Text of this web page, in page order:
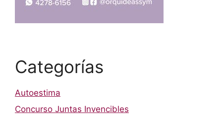
Categorías
Autoestima
Concurso Juntas Invencibles